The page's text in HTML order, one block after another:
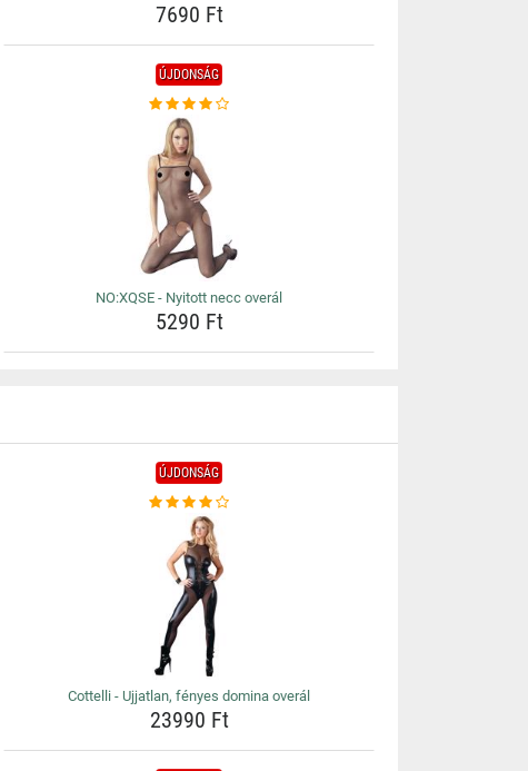
7690 Ft
ÚJDONSÁG
NO:XQSE - Nyitott necc overál
5290 Ft
ÚJDONSÁG
Cottelli - Ujjatlan, fényes domina overál
23990 Ft